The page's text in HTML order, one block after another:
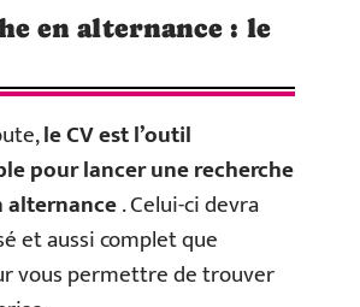
en alternance : le
le CV est l’outil
pour lancer une recherche
alternance. Celui-ci devra
et aussi complet que
vous permettre de trouver